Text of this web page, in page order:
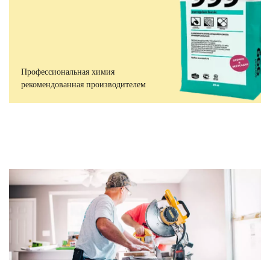
Профессиональная химия
рекомендованная производителем